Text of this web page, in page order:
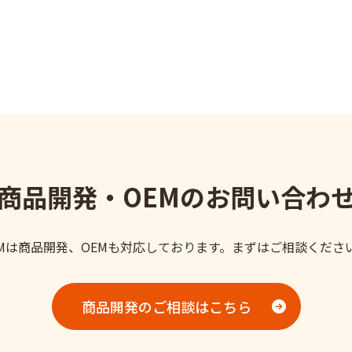
品開発・OEMのお問い合わ
は商品開発、OEMも対応しております。 まずはご相談くださ
商品開発のご相談はこちら